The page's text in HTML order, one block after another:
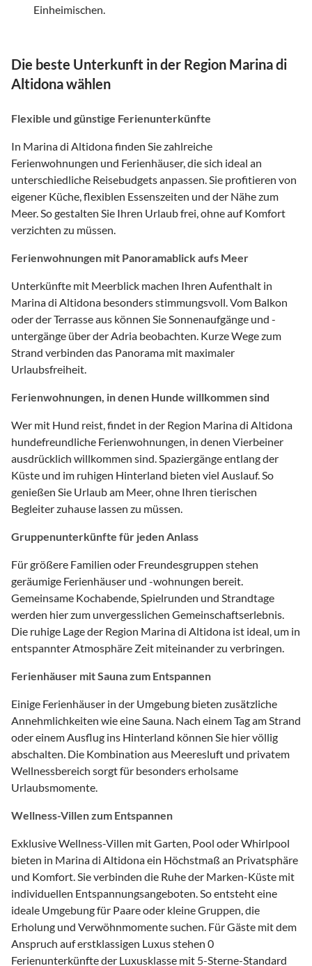
Einheimischen.
Die beste Unterkunft in der Region Marina di
Altidona wählen
Flexible und günstige Ferienunterkünfte
In Marina di Altidona finden Sie zahlreiche
Ferienwohnungen und Ferienhäuser, die sich ideal an
unterschiedliche Reisebudgets anpassen. Sie profitieren von
eigener Küche, flexiblen Essenszeiten und der Nähe zum
Meer. So gestalten Sie Ihren Urlaub frei, ohne auf Komfort
verzichten zu müssen.
Ferienwohnungen mit Panoramablick aufs Meer
Unterkünfte mit Meerblick machen Ihren Aufenthalt in
Marina di Altidona besonders stimmungsvoll. Vom Balkon
oder der Terrasse aus können Sie Sonnenaufgänge und -
untergänge über der Adria beobachten. Kurze Wege zum
Strand verbinden das Panorama mit maximaler
Urlaubsfreiheit.
Ferienwohnungen, in denen Hunde willkommen sind
Wer mit Hund reist, findet in der Region Marina di Altidona
hundefreundliche Ferienwohnungen, in denen Vierbeiner
ausdrücklich willkommen sind. Spaziergänge entlang der
Küste und im ruhigen Hinterland bieten viel Auslauf. So
genießen Sie Urlaub am Meer, ohne Ihren tierischen
Begleiter zuhause lassen zu müssen.
Gruppenunterkünfte für jeden Anlass
Für größere Familien oder Freundesgruppen stehen
geräumige Ferienhäuser und -wohnungen bereit.
Gemeinsame Kochabende, Spielrunden und Strandtage
werden hier zum unvergesslichen Gemeinschaftserlebnis.
Die ruhige Lage der Region Marina di Altidona ist ideal, um in
entspannter Atmosphäre Zeit miteinander zu verbringen.
Ferienhäuser mit Sauna zum Entspannen
Einige Ferienhäuser in der Umgebung bieten zusätzliche
Annehmlichkeiten wie eine Sauna. Nach einem Tag am Strand
oder einem Ausflug ins Hinterland können Sie hier völlig
abschalten. Die Kombination aus Meeresluft und privatem
Wellnessbereich sorgt für besonders erholsame
Urlaubsmomente.
Wellness-Villen zum Entspannen
Exklusive Wellness-Villen mit Garten, Pool oder Whirlpool
bieten in Marina di Altidona ein Höchstmaß an Privatsphäre
und Komfort. Sie verbinden die Ruhe der Marken-Küste mit
individuellen Entspannungsangeboten. So entsteht eine
ideale Umgebung für Paare oder kleine Gruppen, die
Erholung und Verwöhnmomente suchen. Für Gäste mit dem
Anspruch auf erstklassigen Luxus stehen 0
Ferienunterkünfte der Luxusklasse mit 5-Sterne-Standard